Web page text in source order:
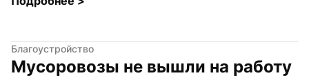
Благоустройство
Мусоровозы не вышли на работу